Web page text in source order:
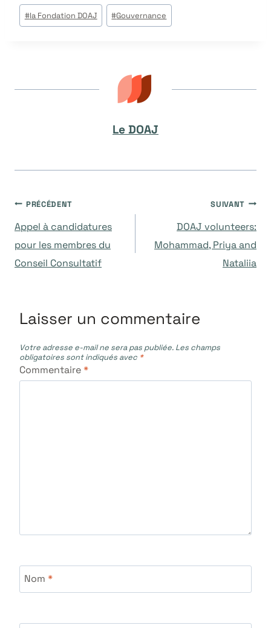
Étiquettes
de
#la Fondation DOAJ #Gouvernance
Le DOAJ
Navigation
de
PRÉCÉDENT
Appel à candidatures
pour les membres du
Conseil Consultatif
SUIVANT
DOAJ volunteers:
Mohammad, Priya and
Nataliia
Laisser un commentaire
Votre adresse e-mail ne sera pas publiée. Les champs
obligatoires sont indiqués avec *
Commentaire*
Nom *